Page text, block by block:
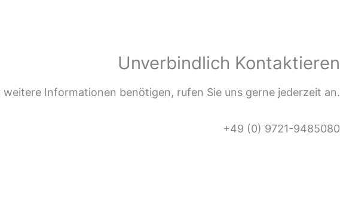
Unverbindlich Kontaktieren
Informationen benötigen, rufen Sie uns gerne jederzeit an.
+49 (0) 9721-9485080